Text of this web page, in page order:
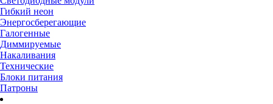
Гибкий неон
Энергосберегающие
Галогенные
Диммируемые
Накаливания
Технические
Блоки питания
Патроны